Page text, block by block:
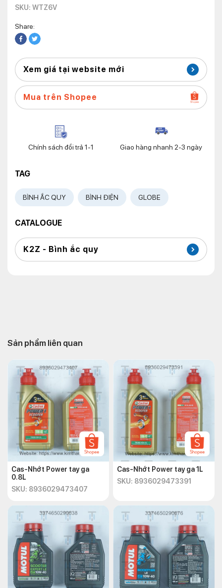
SKU: WTZ6V
Share:
Xem giá tại website mới
Mua trên Shopee
Chính sách đổi trả 1-1 Giao hàng nhanh 2-3 ngày
TAG
BÌNH ẮC QUY BÌNH ĐIỆN GLOBE
CATALOGUE
K2Z - Bình ắc quy
Sản phẩm liên quan
Cas-Nhớt Power tay ga
0.8L
SKU: 8936029473407
Cas-Nhớt Power tay ga 1L
SKU: 8936029473391